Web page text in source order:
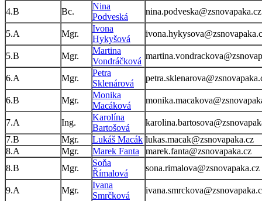
4.B Bc.
Nina
Podveská
nina.podveska@zsnovapaka.cz
5.A Mgr.
Ivona
Hykyšová
5.B Mgr.
Martina
Vondráčková
6.A Mgr.
Petra
Sklenárová
6.B Mgr.
Monika
Macáková
7.A Ing.
Karolína
Bartošová
7.B
Mgr. Lukáš Macák lukas.macak@zsnovapaka.cz
8.A
Mgr. Marek Fanta
marek.fanta@zsnovapaka.cz
8.B
Mgr.
Soňa
Římalová
sona.rimalova@zsnovapaka.cz
9.A Mgr.
Ivana
Smrčková